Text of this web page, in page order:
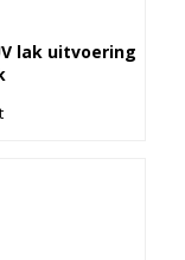
lak uitvoering